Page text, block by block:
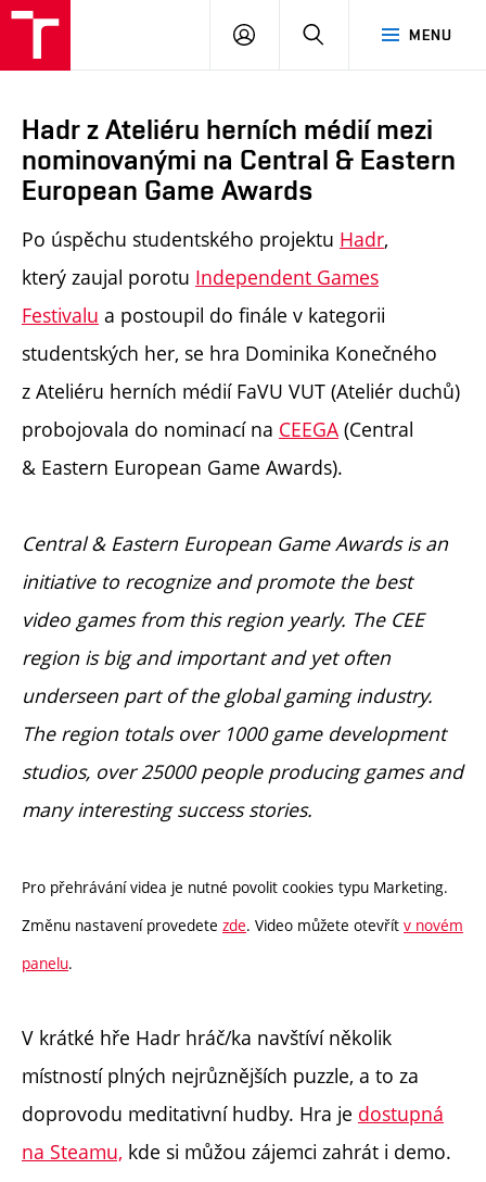
MENU
PŘIHLÁSIT
Hadr z Ateliéru herních médií mezi
nominovanými na Central & Eastern
European Game Awards
Po úspěchu studentského projektu Hadr,
který zaujal porotu Independent Games
Festivalu a postoupil do finále v kategorii
studentských her, se hra Dominika Konečného
z Ateliéru herních médií FaVU VUT (Ateliér duchů)
probojovala do nominací na CEEGA (Central
& Eastern European Game Awards).
Central & Eastern European Game Awards is an
initiative to recognize and promote the best
video games from this region yearly. The CEE
region is big and important and yet often
underseen part of the global gaming industry.
The region totals over 1000 game development
studios, over 25000 people producing games and
many interesting success stories.
Pro přehrávání videa je nutné povolit cookies typu Marketing.
Změnu nastavení provedete zde. Video můžete otevřít v novém
panelu.
V krátké hře Hadr hráč/ka navštíví několik
místností plných nejrůznějších puzzle, a to za
doprovodu meditativní hudby. Hra je dostupná
na Steamu, kde si můžou zájemci zahrát i demo.